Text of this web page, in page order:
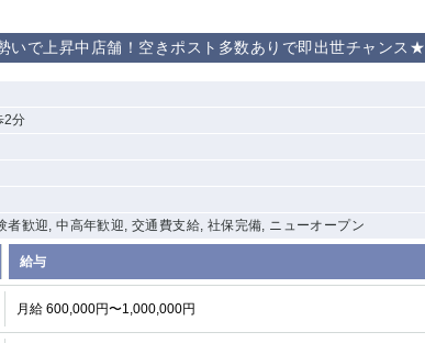
で上昇中店舗！空きポスト多数ありで即出世チャンス★
2分
者歓迎, 中高年歓迎, 交通費支給, 社保完備, ニューオープン
給与
月給 600,000円〜1,000,000円